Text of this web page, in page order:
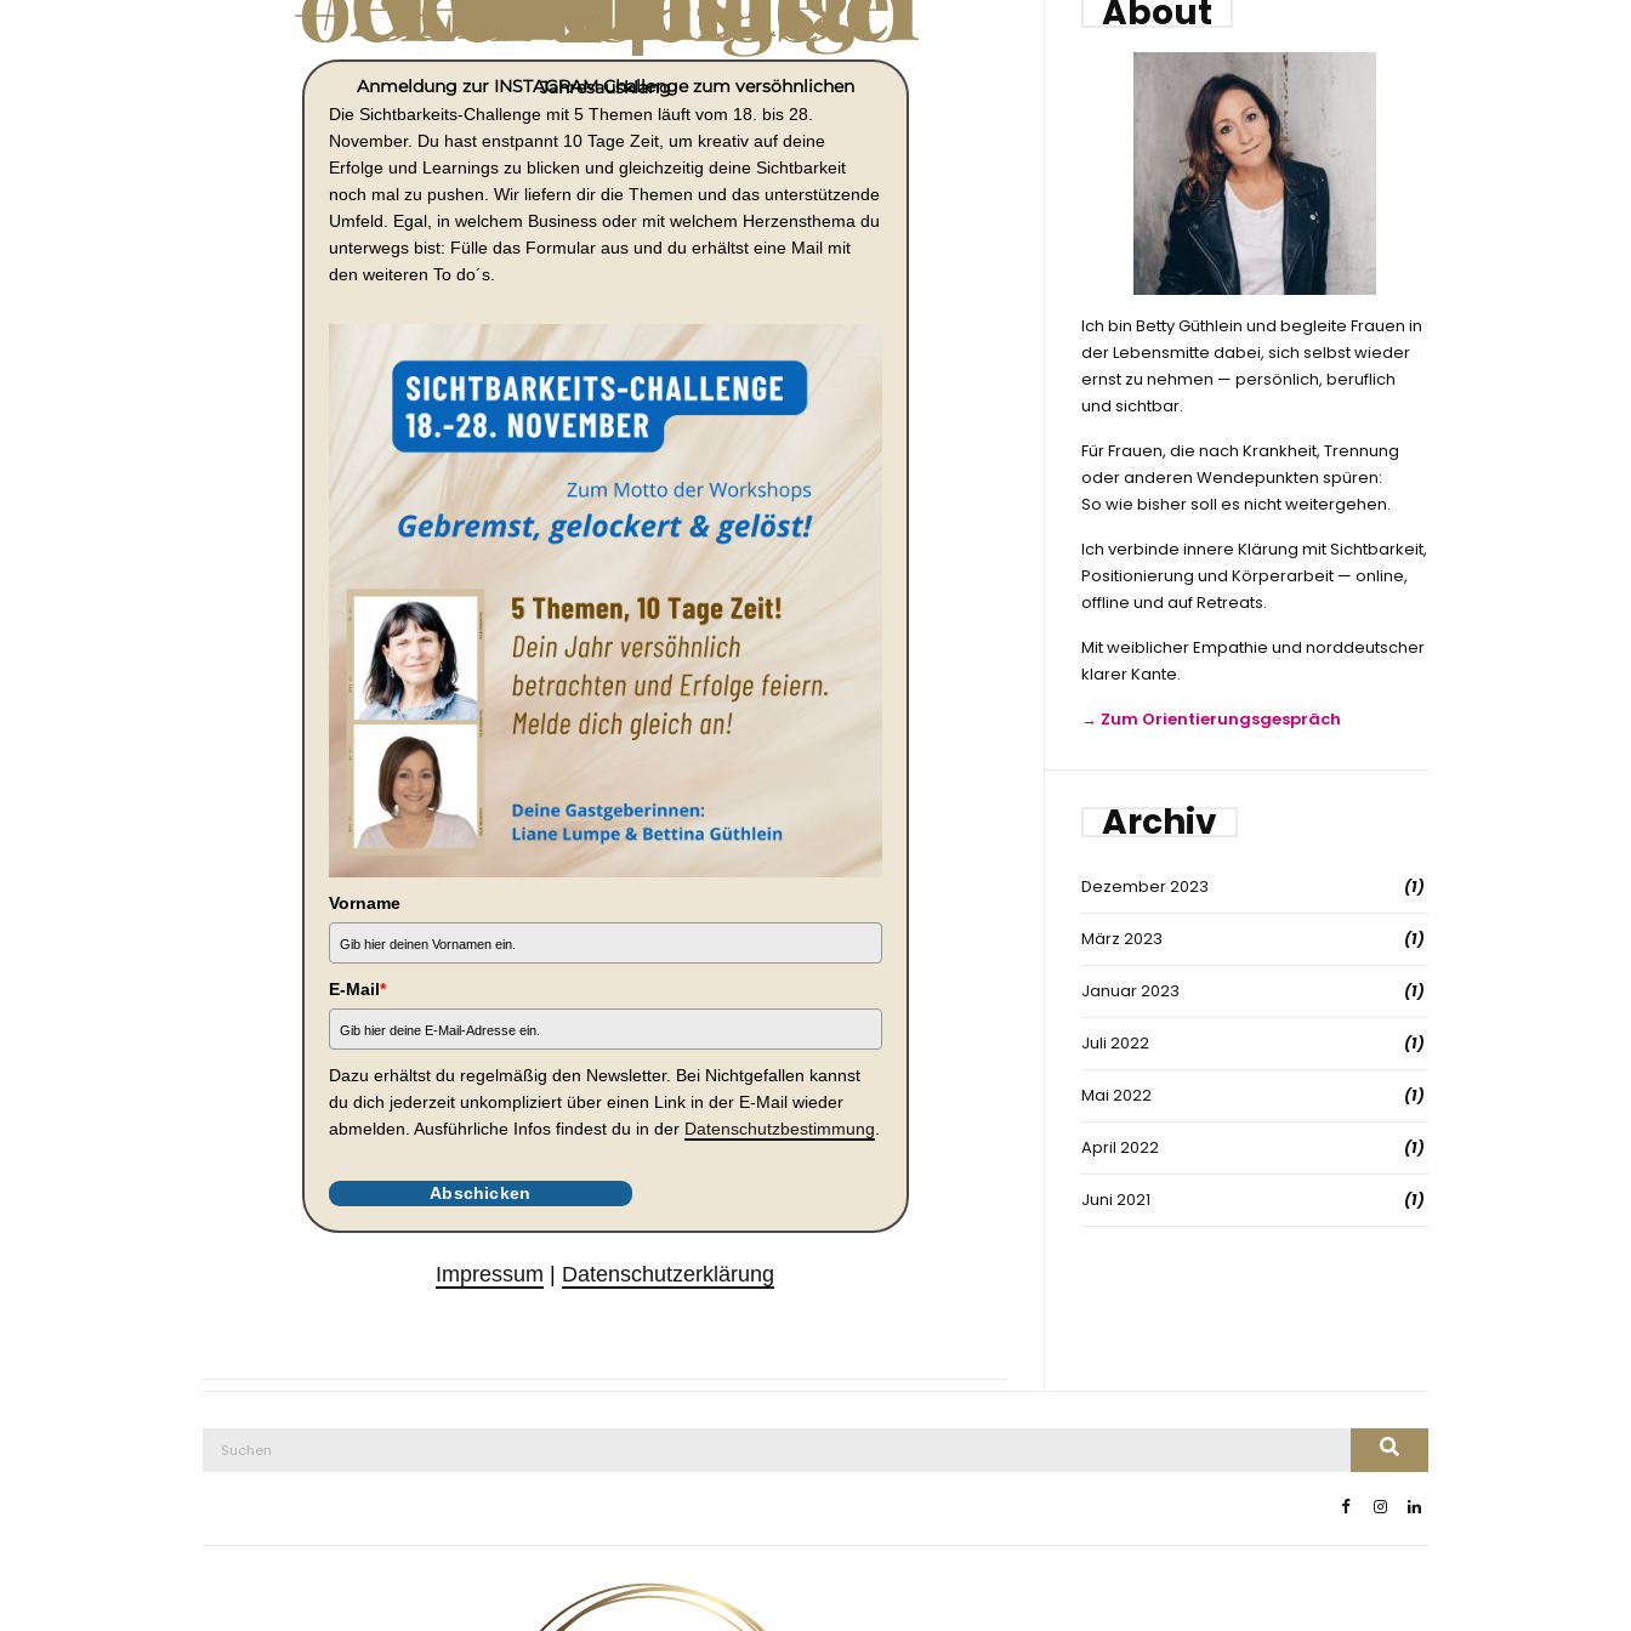
Anmeldung zur INSTAGRAM Challenge zum versöhnlichen Jahresausklang
Die Sichtbarkeits-Challenge mit 5 Themen läuft vom 18. bis 28.
November. Du hast enstpannt 10 Tage Zeit, um kreativ auf deine
Erfolge und Learnings zu blicken und gleichzeitig deine Sichtbarkeit
noch mal zu pushen. Wir liefern dir die Themen und das unterstützende
Umfeld. Egal, in welchem Business oder mit welchem Herzensthema du
unterwegs bist: Fülle das Formular aus und du erhältst eine Mail mit
den weiteren To do´s.
Vorname
E-Mail*
Dazu erhältst du regelmäßig den Newsletter. Bei Nichtgefallen kannst
du dich jederzeit unkompliziert über einen Link in der E-Mail wieder
abmelden. Ausführliche Infos findest du in der Datenschutzbestimmung
Abschicken
Impressum | Datenschutzerklärung
About
Ich bin Betty Güthlein und begleite Frauen in
der Lebensmitte dabei, sich selbst wieder
ernst zu nehmen — persönlich, beruflich
und sichtbar.
Für Frauen, die nach Krankheit, Trennung
oder anderen Wendepunkten spüren:
So wie bisher soll es nicht weitergehen.
Ich verbinde innere Klärung mit Sichtbarkeit,
Positionierung und Körperarbeit — online,
offline und auf Retreats.
Mit weiblicher Empathie und norddeutscher
klarer Kante.
→ Zum Orientierungsgespräch
Archiv
Dezember 2023 (1)
März 2023 (1)
Januar 2023 (1)
Juli 2022 (1)
Mai 2022 (1)
April 2022 (1)
Juni 2021 (1)